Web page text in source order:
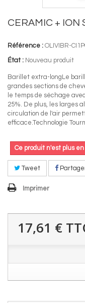
CERAMIC + ION
Référence : OLIVIBR-
État : Nouveau produit
Barillet extra-longLe
grandes sections de
le temps de séchage
25%. De plus, les larges
circulation de l'air
efficace.Technologie
Ce produit n'est plus
Tweet
Imprimer
17,61 €